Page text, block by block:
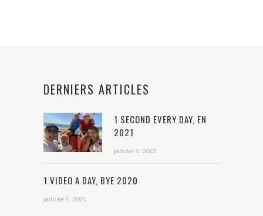
DERNIERS ARTICLES
1 SECOND EVERY DAY, EN
2021
janvier 1, 2022
1 VIDEO A DAY, BYE 2020
janvier 2, 2021